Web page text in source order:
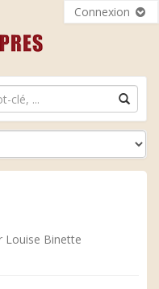
Connexion
Louise Binette